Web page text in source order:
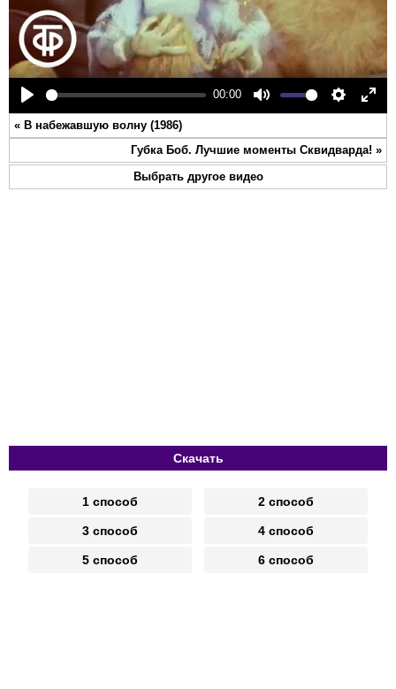
Play
00:00
Mute Settings
« В набежавшую волну (1986)
Губка Боб. Лучшие моменты Сквидварда! »
Выбрать другое видео
Скачать
1 способ 2 способ
3 способ 4 способ
5 способ 6 способ